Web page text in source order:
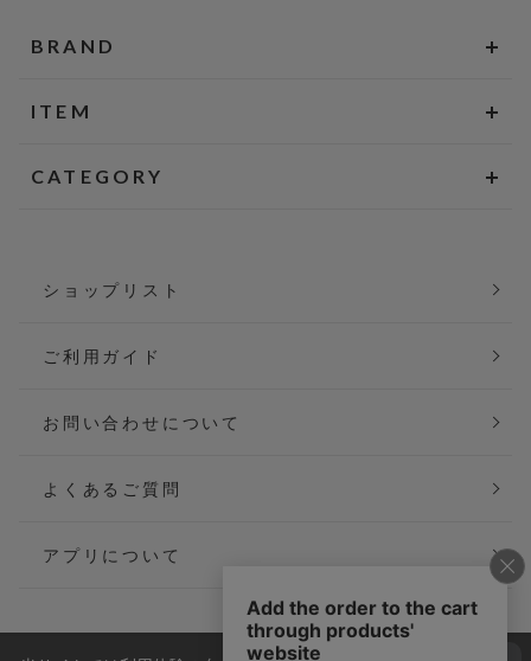
BRAND
ITEM
CATEGORY
ショップリスト
ご利用ガイド
お問い合わせについて
よくあるご質問
アプリについて